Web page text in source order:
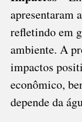
apresentaram
refletindo em
ambiente. A
impactos
econômico,
depende da